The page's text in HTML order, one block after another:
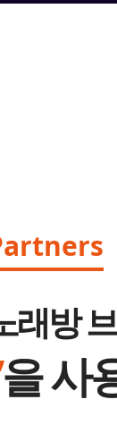
래방
을 사